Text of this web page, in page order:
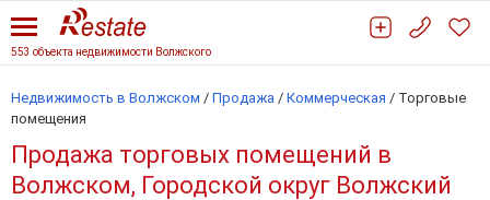
553 объекта недвижимости Волжского
Недвижимость в Волжском / Продажа / Коммерческая / Торговые
помещения
Продажа торговых помещений в
Волжском, Городской округ Волжский